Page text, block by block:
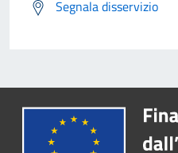
Segnala disservizio